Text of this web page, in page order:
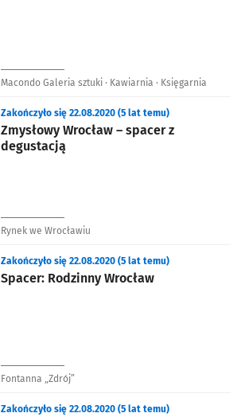
Macondo Galeria sztuki · Kawiarnia · Księgarnia
Zmysłowy Wrocław – spacer z
degustacją
Zakończyło się 22.08.2020 (5 lat temu)
Rynek we Wrocławiu
Spacer: Rodzinny Wrocław
Zakończyło się 22.08.2020 (5 lat temu)
Fontanna „Zdrój”
Zakończyło się 22.08.2020 (5 lat temu)